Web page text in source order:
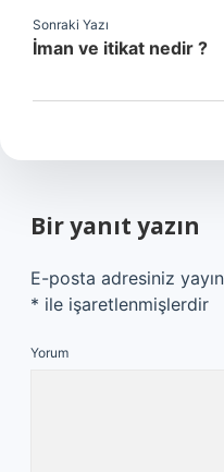
Sonraki Yazı
İman ve itikat nedir ?
Bir yanıt yazın
E-posta adresiniz
* ile işaretlenmişlerdir
Yorum